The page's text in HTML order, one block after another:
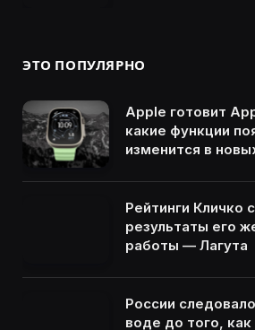
ЭТО ПОПУЛЯРНО
Apple готовит
какие функции
изменится в
Рейтинги Кличко
результаты его
работы — Лагута
России
воде до того, как